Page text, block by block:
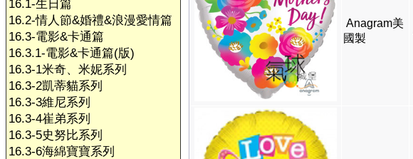
16.1-生日篇
16.2-情人節&婚禮&浪漫愛情篇
16.3-電影&卡通篇
16.3.1-電影&卡通篇(版)
16.3-1米奇、米妮系列
16.3-2凱蒂貓系列
16.3-3維尼系列
16.3-4崔弟系列
16.3-5史努比系列
16.3-6海綿寶寶系列
Anagram美
國製